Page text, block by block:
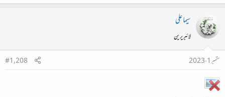
سیما علی
لائبریرین
ستمبر 1، 2023
#1,208